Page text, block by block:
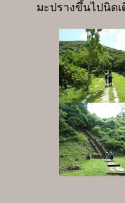
มะปรางขึ้นไปนิด